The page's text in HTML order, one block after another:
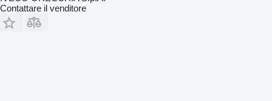
Contattare il venditore